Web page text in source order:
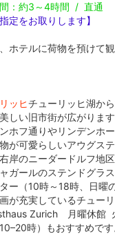
：約3～4時間 / 直通
指定をお取りします】
ホテルに荷物を預けて
ッヒチューリッヒ湖か
しい旧市街が広がりま
ホフ通りやリンデンホ
が可愛らしいアウグス
岸のニーダードルフ地
ガールのステンドグラ
ー（10時～18時、日曜
が充実しているチュー
Zurich 月曜休館
時）もおすすめです